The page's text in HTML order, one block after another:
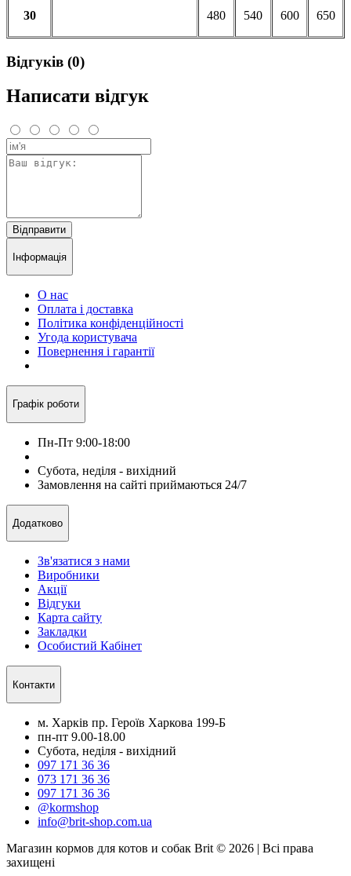
30 480 540 600 650
Відгуків (0)
Написати відгук
Відправити
Інформація
О нас
Оплата і доставка
Політика конфіденційності
Угода користувача
Повернення і гарантії
Графік роботи
Пн-Пт 9:00-18:00
Субота, неділя - вихідний
Замовлення на сайті приймаються 24/7
Додатково
Зв'язатися з нами
Виробники
Акції
Відгуки
Карта сайту
Закладки
Особистий Кабінет
Контакти
м. Харків пр. Героїв Харкова 199-Б
пн-пт 9.00-18.00
Субота, неділя - вихідний
097 171 36 36
073 171 36 36
097 171 36 36
@kormshop
info@brit-shop.com.ua
Магазин кормов для котов и собак Brit © 2026 | Всі права
захищені